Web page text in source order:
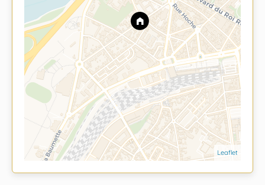
Leaflet